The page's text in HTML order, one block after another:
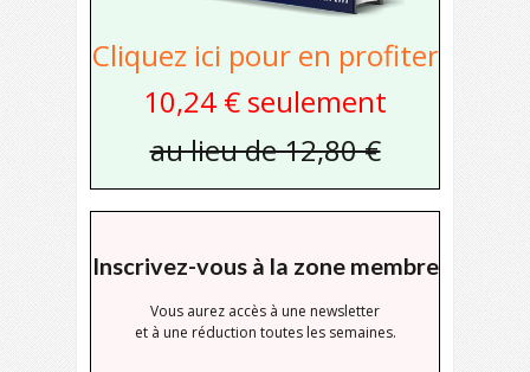
Cliquez ici pour en profiter
10,24 € seulement
au lieu de 12,80 €
Inscrivez-vous à la zone membre
Vous aurez accès à une newsletter
et à une réduction toutes les semaines.